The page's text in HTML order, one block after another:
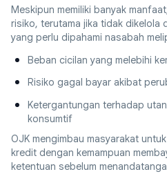
Meskipun memiliki banyak
risiko, terutama jika tidak dikelola
yang perlu dipahami nasabah
Beban cicilan yang melebihi
Risiko gagal bayar akibat
Ketergantungan terhadap
konsumtif
OJK mengimbau masyarakat
kredit dengan kemampuan
ketentuan sebelum